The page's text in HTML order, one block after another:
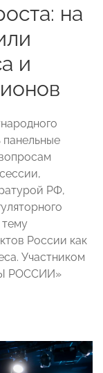
на
и
РФ,
России как
Участником
РОССИИ»